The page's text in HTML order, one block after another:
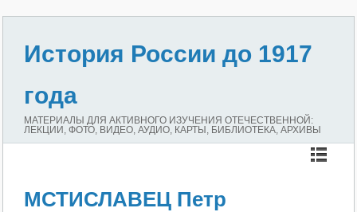
История России до 1917
года
МАТЕРИАЛЫ ДЛЯ АКТИВНОГО ИЗУЧЕНИЯ ОТЕЧЕСТВЕННОЙ:
ЛЕКЦИИ, ФОТО, ВИДЕО, АУДИО, КАРТЫ, БИБЛИОТЕКА, АРХИВЫ
МСТИСЛАВЕЦ Петр